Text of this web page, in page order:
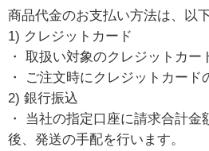
商品代金のお支払い方法は、以
1) クレジットカード
・ 取扱い対象のクレジットカ
・ ご注文時にクレジットカー
2) 銀行振込
・ 当社の指定口座に請求合計
後、発送の手配を行います。